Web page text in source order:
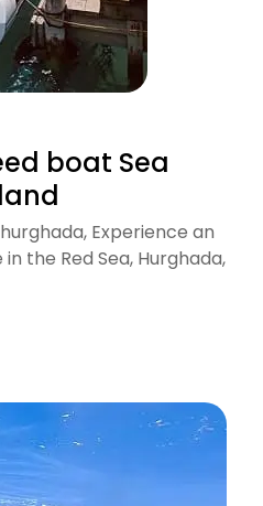
boat Sea
Experience an
the Red Sea, Hurghada,